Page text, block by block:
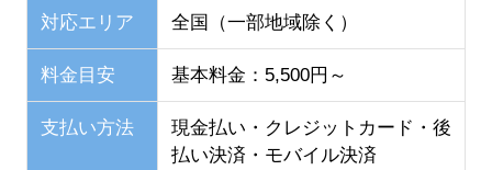
対応エリア 全国（一部地域除く）
料金目安 基本料金：5,500円～
支払い方法
現金払い・クレジットカード・後
払い決済・モバイル決済